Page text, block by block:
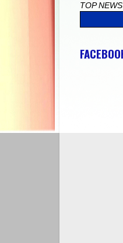
TOP
A MONTEPAGANO